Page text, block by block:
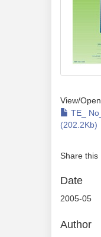
View/Open
TE_
(202.2Kb)
Share this
Date
2005-05
Author